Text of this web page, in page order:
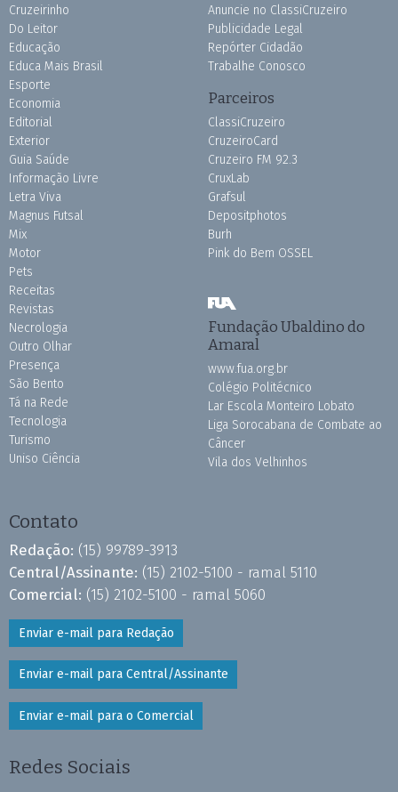
Cruzeirinho
Do Leitor
Educação
Educa Mais Brasil
Esporte
Economia
Editorial
Exterior
Guia Saúde
Informação Livre
Letra Viva
Magnus Futsal
Mix
Motor
Pets
Receitas
Revistas
Necrologia
Outro Olhar
Presença
São Bento
Tá na Rede
Tecnologia
Turismo
Uniso Ciência
Anuncie no ClassiCruzeiro
Publicidade Legal
Repórter Cidadão
Trabalhe Conosco
Parceiros
ClassiCruzeiro
CruzeiroCard
Cruzeiro FM 92.3
CruxLab
Grafsul
Depositphotos
Burh
Pink do Bem OSSEL
Fundação Ubaldino do
Amaral
www.fua.org.br
Colégio Politécnico
Lar Escola Monteiro Lobato
Liga Sorocabana de Combate ao
Câncer
Vila dos Velhinhos
Contato
Redação: (15) 99789-3913
Central/Assinante: (15) 2102-5100 - ramal 5110
Comercial: (15) 2102-5100 - ramal 5060
Enviar e-mail para Redação
Enviar e-mail para Central/Assinante
Enviar e-mail para o Comercial
Redes Sociais